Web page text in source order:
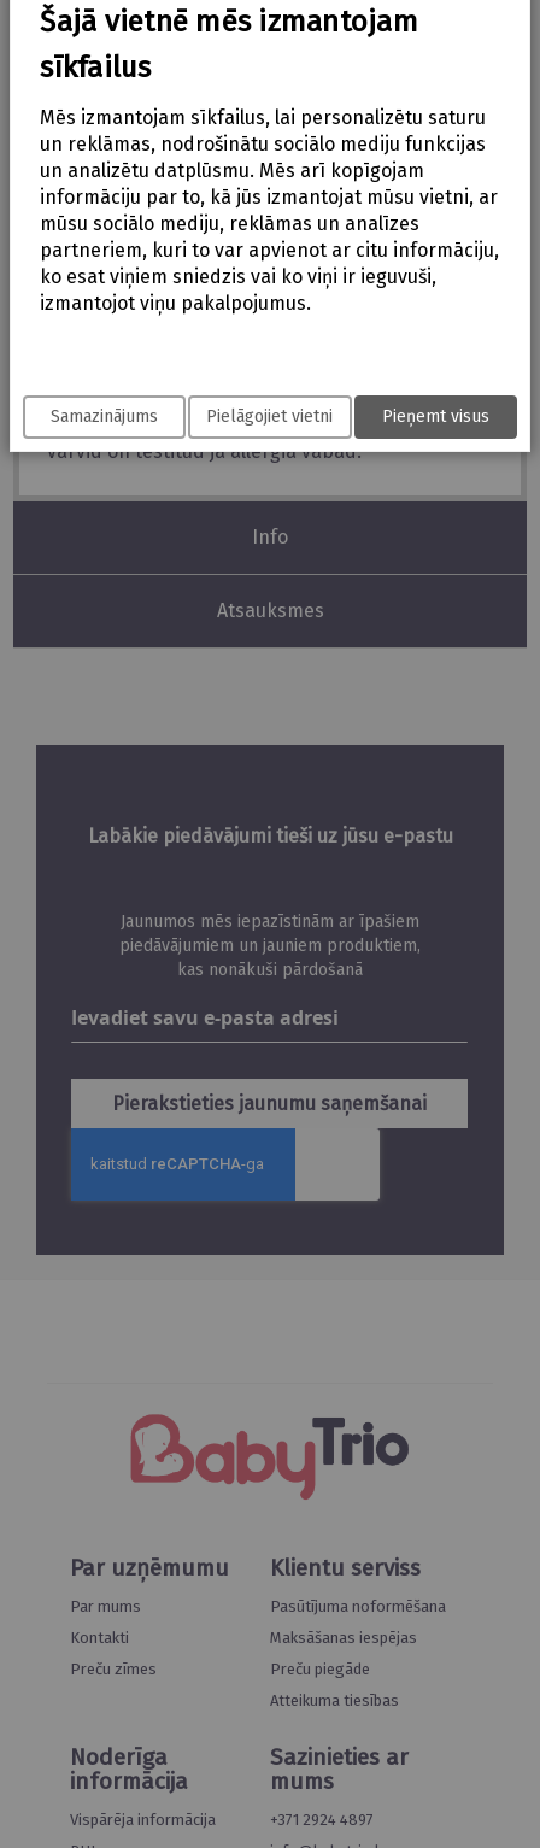
Parametri
Kolekcija: Sailors Bay
Izmēri: 12,0 x 6,0 cm
Materiāls: plastmasa
Vecums: 4+ mēneši
Standarts: EN-71-1-2-3
kvaliteetsest materjalist ning kõik kasutatud
värvid on testitud ja allergia vabad.
Info
Atsauksmes
Labākie piedāvājumi tieši uz jūsu e-pastu
Jaunumos mēs iepazīstinām ar īpašiem
piedāvājumiem un jauniem produktiem,
kas nonākuši pārdošanā
jaunumus
Pierakstieties jaunumu saņemšanai
Par uzņēmumu
Par mums
Kontakti
Preču zīmes
Klientu serviss
Pasūtījuma noformēšana
Maksāšanas iespējas
Preču piegāde
Atteikuma tiesības
Noderīga
informācija
Vispārēja informācija
Sazinieties ar
mums
+371 2924 4897
Šajā vietnē mēs izmantojam
sīkfailus
Mēs izmantojam sīkfailus, lai personalizētu saturu
un reklāmas, nodrošinātu sociālo mediju funkcijas
un analizētu datplūsmu. Mēs arī kopīgojam
informāciju par to, kā jūs izmantojat mūsu vietni, ar
mūsu sociālo mediju, reklāmas un analīzes
partneriem, kuri to var apvienot ar citu informāciju,
ko esat viņiem sniedzis vai ko viņi ir ieguvuši,
izmantojot viņu pakalpojumus.
Samazinājums Pielāgojiet vietni Pieņemt visus